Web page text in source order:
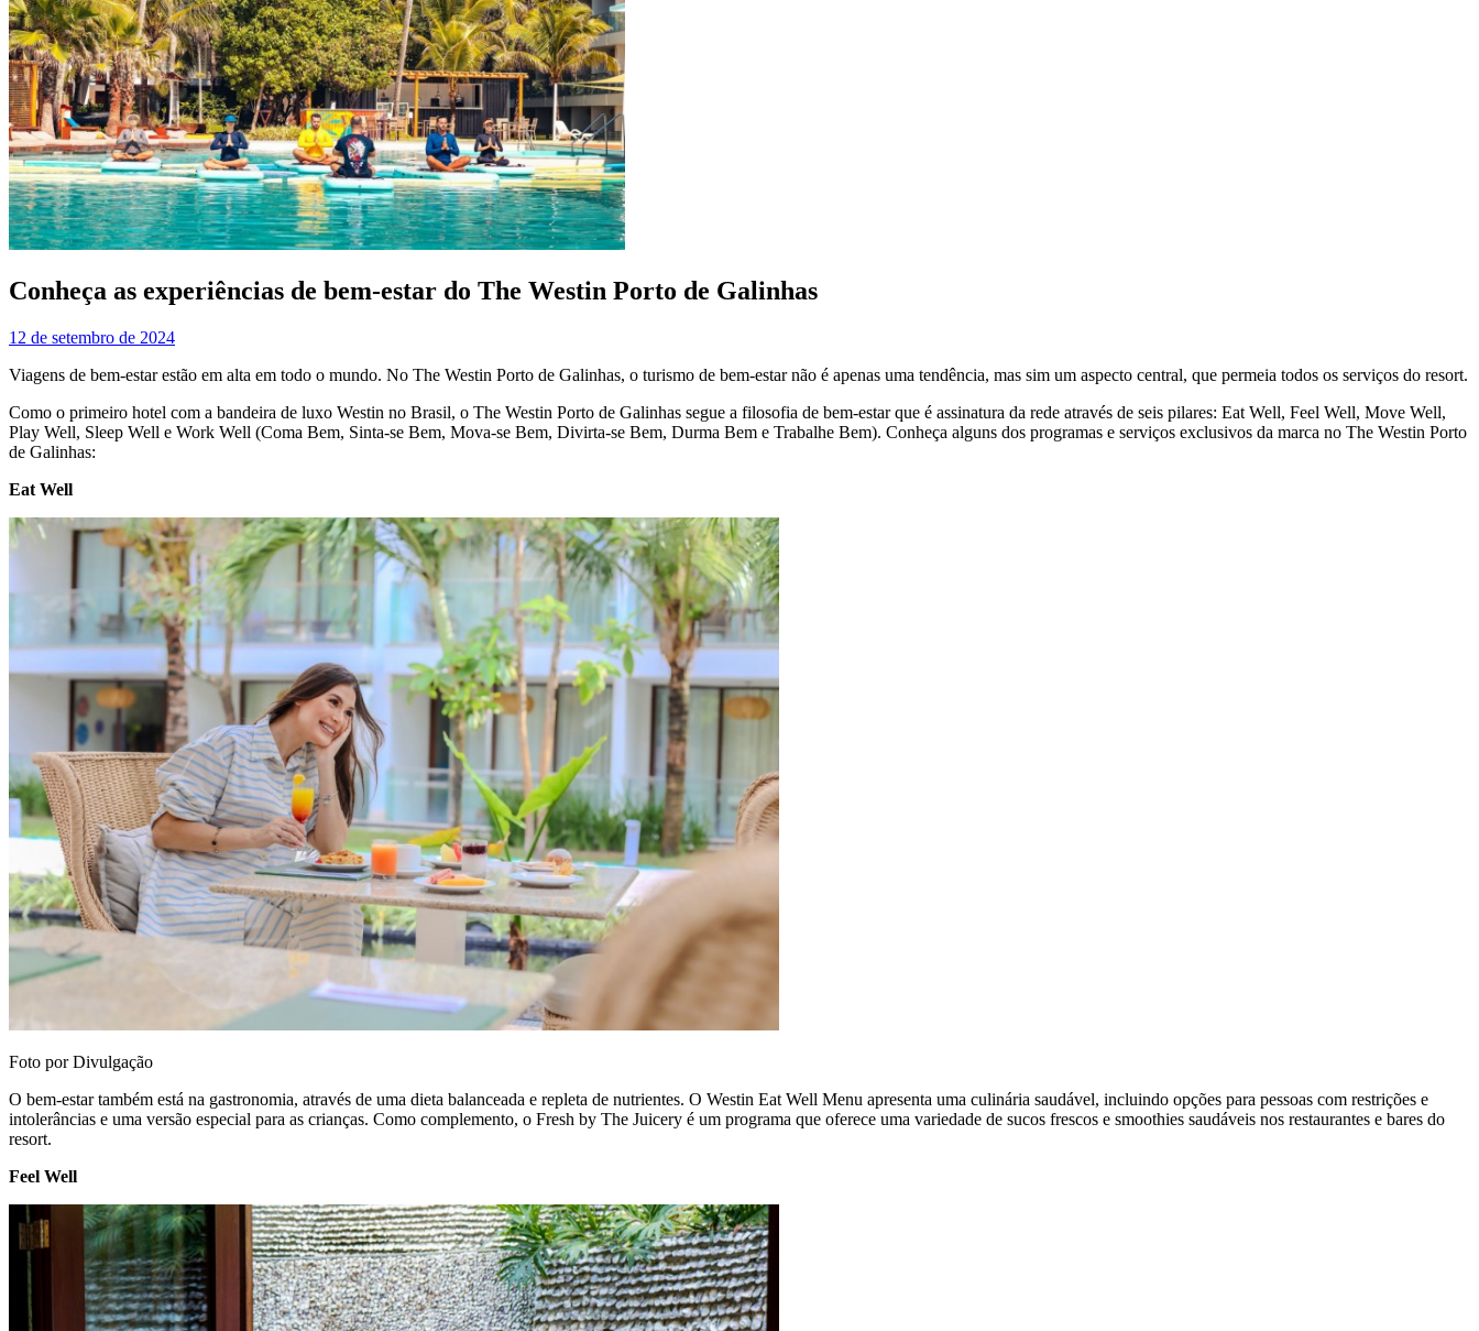
Conheça as experiências de bem-estar do The Westin Porto de Galinhas
12 de setembro de 2024
Viagens de bem-estar estão em alta em todo o mundo. No The Westin Porto de Galinhas, o turismo de bem-estar não é apenas uma tendência, mas sim um aspecto central, que permeia todos os serviços do resort.
Como o primeiro hotel com a bandeira de luxo Westin no Brasil, o The Westin Porto de Galinhas segue a filosofia de bem-estar que é assinatura da rede através de seis pilares: Eat Well, Feel Well, Move Well,
Play Well, Sleep Well e Work Well (Coma Bem, Sinta-se Bem, Mova-se Bem, Divirta-se Bem, Durma Bem e Trabalhe Bem). Conheça alguns dos programas e serviços exclusivos da marca no The Westin Porto
de Galinhas:
Eat Well
Foto por Divulgação
O bem-estar também está na gastronomia, através de uma dieta balanceada e repleta de nutrientes. O Westin Eat Well Menu apresenta uma culinária saudável, incluindo opções para pessoas com restrições e
intolerâncias e uma versão especial para as crianças. Como complemento, o Fresh by The Juicery é um programa que oferece uma variedade de sucos frescos e smoothies saudáveis nos restaurantes e bares do
resort.
Feel Well